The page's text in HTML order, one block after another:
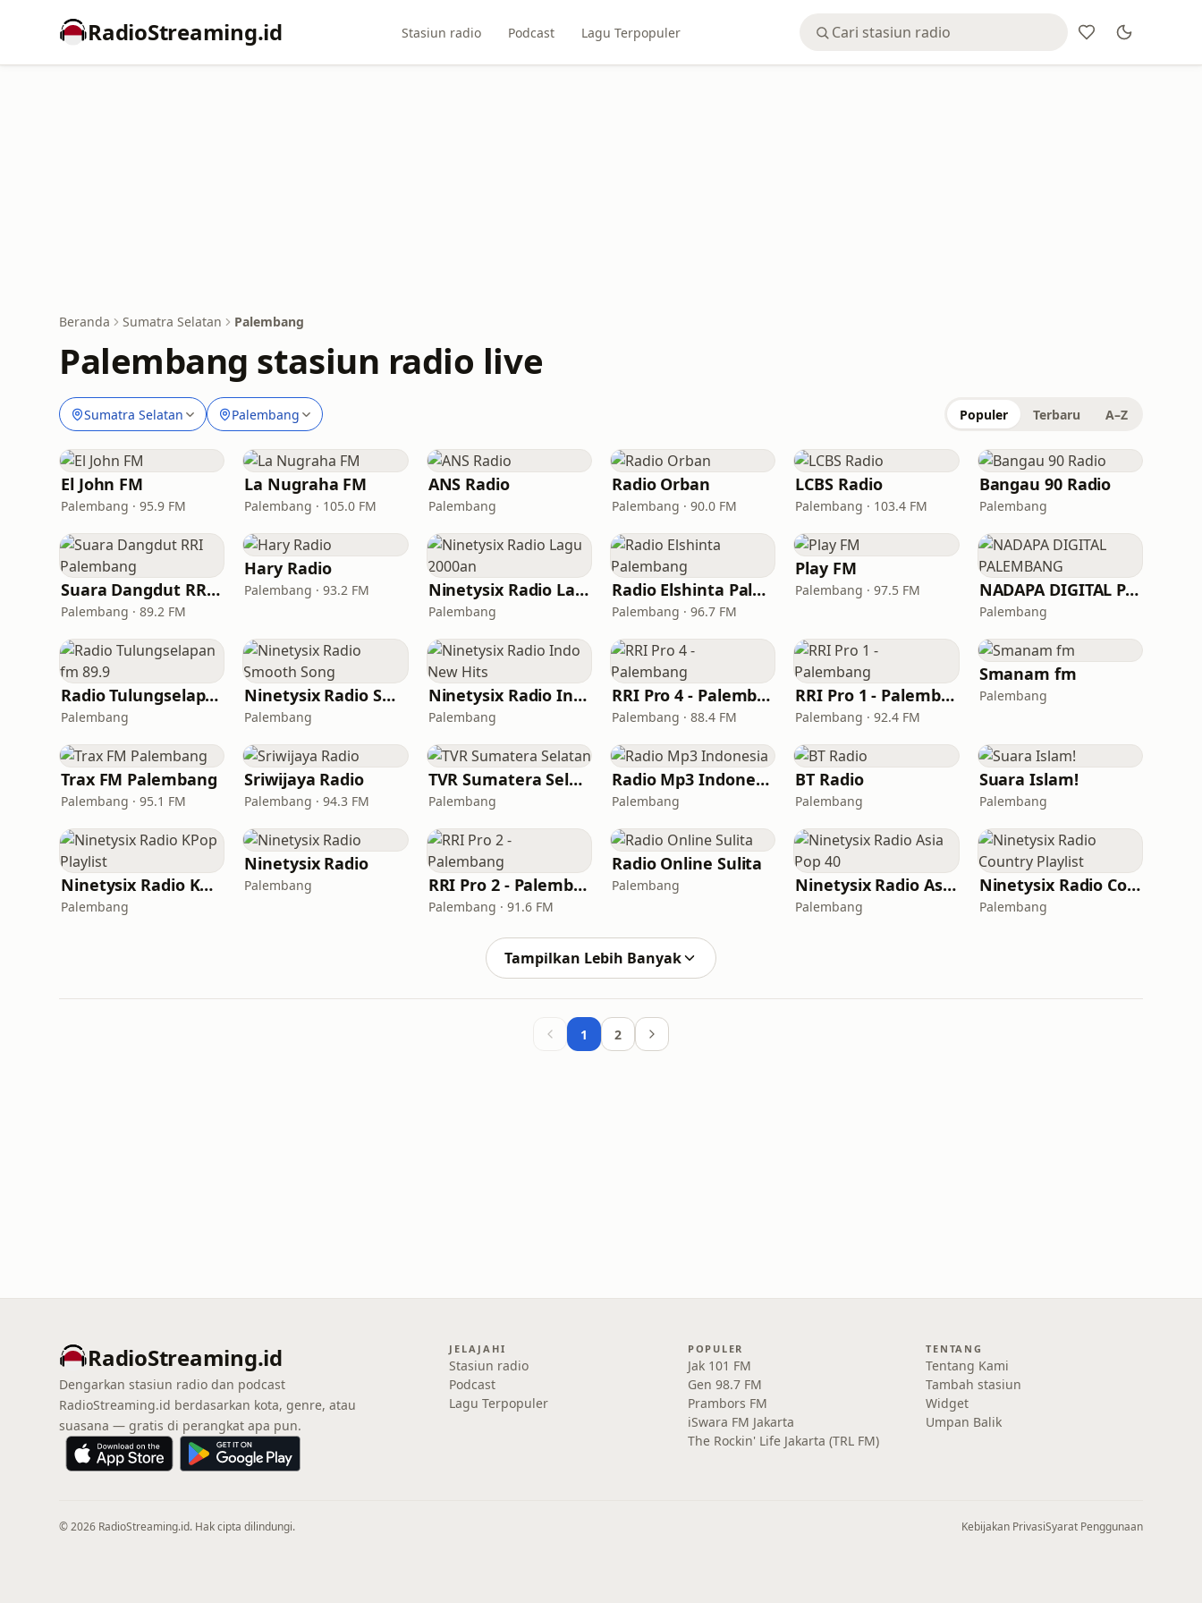
RadioStreaming.id Stasiun radio Podcast Lagu Terpopuler
Beranda Sumatra Selatan Palembang
Palembang stasiun radio live
Sumatra Selatan Palembang Populer Terbaru A–Z
El John FM
Palembang · 95.9 FM
La Nugraha FM
Palembang · 105.0 FM
ANS Radio
Palembang
Radio Orban
Palembang · 90.0 FM
LCBS Radio
Palembang · 103.4 FM
Bangau 90 Radio
Palembang
Suara Dangdut RRI Palembang
Palembang · 89.2 FM
Hary Radio
Palembang · 93.2 FM Ninetysix Radio Lagu 2000an
Palembang
Radio Elshinta Palembang
Palembang · 96.7 FM
Play FM
Palembang · 97.5 FM NADAPA DIGITAL PALEMBANG
Palembang
Radio Tulungselapan fm 89.9
Palembang
Ninetysix Radio Smooth Song
Palembang
Ninetysix Radio Indo New Hits
Palembang
RRI Pro 4 - Palembang
Palembang · 88.4 FM
RRI Pro 1 - Palembang
Palembang · 92.4 FM
Smanam fm
Palembang
Trax FM Palembang
Palembang · 95.1 FM
Sriwijaya Radio
Palembang · 94.3 FM
TVR Sumatera Selatan
Palembang
Radio Mp3 Indonesia
Palembang
BT Radio
Palembang
Suara Islam!
Palembang
Ninetysix Radio KPop Playlist
Palembang
Ninetysix Radio
Palembang RRI Pro 2 - Palembang
Palembang · 91.6 FM
Radio Online Sulita
Palembang Ninetysix Radio Asia Pop 40
Palembang
Ninetysix Radio Country Playlist
Palembang
Tampilkan Lebih Banyak
1 2
RadioStreaming.id
Dengarkan stasiun radio dan podcast
RadioStreaming.id berdasarkan kota, genre, atau
suasana — gratis di perangkat apa pun.
JELAJAHI
Stasiun radio
Podcast
Lagu Terpopuler
POPULER
Jak 101 FM
Gen 98.7 FM
Prambors FM
iSwara FM Jakarta
The Rockin' Life Jakarta (TRL FM)
TENTANG
Tentang Kami
Tambah stasiun
Widget
Umpan Balik
© 2026 RadioStreaming.id. Hak cipta dilindungi. Kebijakan PrivasiSyarat Penggunaan